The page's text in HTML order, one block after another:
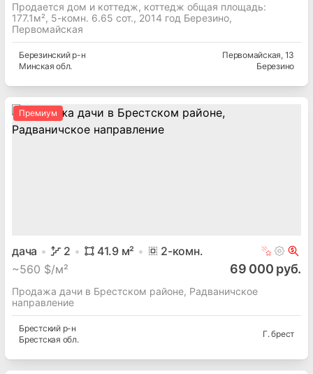
Продается дом и коттедж, коттедж общая площадь:
177.1м², 5-комн. 6.65 сот., 2014 год Березино,
Первомайская
Березинскийр-н
Минская обл.
Первомайская, 13
Березино
Премиум
дача 2 41.9м² 2-комн.
~560 $/м² 69 000 руб.
Продажа дачи в Брестском районе, Радваничское
направление
Брестский р-н
Брестская обл.
Г. брест